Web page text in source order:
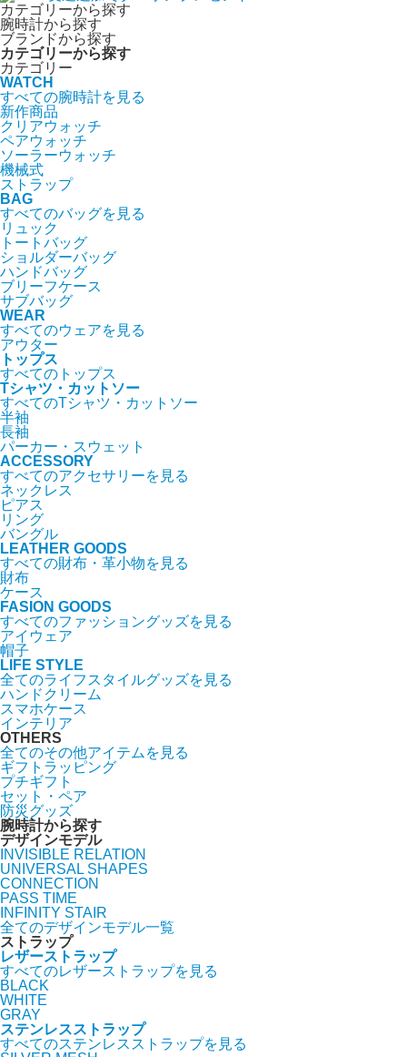
カテゴリーから探す
腕時計から探す
ブランドから探す
カテゴリーから探す
カテゴリー
WATCH
すべての腕時計を見る
新作商品
クリアウォッチ
ペアウォッチ
ソーラーウォッチ
機械式
ストラップ
BAG
すべてのバッグを見る
リュック
トートバッグ
ショルダーバッグ
ハンドバッグ
ブリーフケース
サブバッグ
WEAR
すべてのウェアを見る
アウター
トップス
すべてのトップス
Tシャツ・カットソー
すべてのTシャツ・カットソー
半袖
長袖
パーカー・スウェット
ACCESSORY
すべてのアクセサリーを見る
ネックレス
ピアス
リング
バングル
LEATHER GOODS
すべての財布・革小物を見る
財布
ケース
FASION GOODS
すべてのファッショングッズを見る
アイウェア
帽子
LIFE STYLE
全てのライフスタイルグッズを見る
ハンドクリーム
スマホケース
インテリア
OTHERS
全てのその他アイテムを見る
ギフトラッピング
プチギフト
セット・ペア
防災グッズ
腕時計から探す
デザインモデル
INVISIBLE RELATION
UNIVERSAL SHAPES
CONNECTION
PASS TIME
INFINITY STAIR
全てのデザインモデル一覧
ストラップ
レザーストラップ
すべてのレザーストラップを見る
BLACK
WHITE
GRAY
ステンレスストラップ
すべてのステンレスストラップを見る